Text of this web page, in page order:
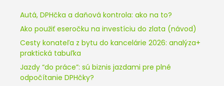
Autá, DPHčka a daňová kontrola: ako na to?
Ako použiť eseročku na investíciu do zlata (návod)
Cesty konateľa z bytu do kancelárie 2026: analýza+
praktická tabuľka
Jazdy “do práce”: sú biznis jazdami pre plné
odpočítanie DPHčky?